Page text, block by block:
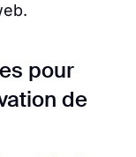
pour
de